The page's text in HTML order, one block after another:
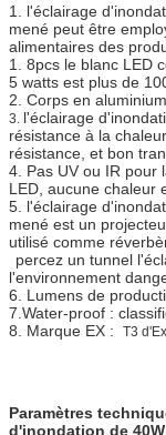
1. l'éclairage
mené peut être
alimentaires des
1. 8pcs le blanc LED
5 watts est plus de
2. Corps en
3. l'éclairage
résistance à la
résistance, et bon
4. Pas UV ou IR pour
LED, aucune chaleur
5. l'éclairage
mené est un
utilisé comme
percez un tunnel
l'environnement
6. Lumens de
7.Water-proof :
8. Marque EX : T3
Paramètres
d'inondation de 40W